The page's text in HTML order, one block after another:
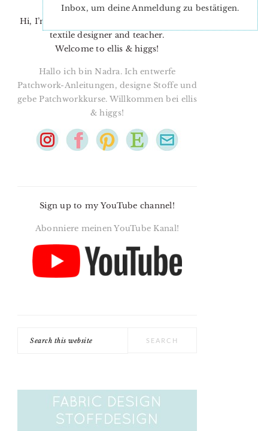
Hi, I’m Nadra. I’m a quilt pattern designer,
textile designer and teacher.
Welcome to ellis & higgs!
Hallo ich bin Nadra. Ich entwerfe
Patchwork-Anleitungen, designe Stoffe und
gebe Patchworkkurse. Willkommen bei ellis
& higgs!
Sign up to my YouTube channel!
Abonniere meinen YouTube Kanal!
Inbox, um deine Anmeldung zu bestätigen.